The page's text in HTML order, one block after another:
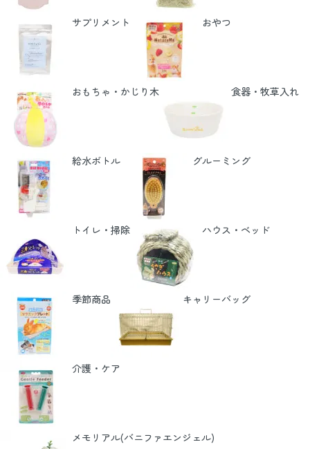
サプリメント おやつ
おもちゃ・かじり木 食器・牧草入れ
給水ボトル グルーミング
トイレ・掃除 ハウス・ベッド
季節商品 キャリーバッグ
介護・ケア
メモリアル(バニファエンジェル)